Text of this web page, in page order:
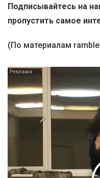
Подписывайтесь на
пропустить самое
(По материалам